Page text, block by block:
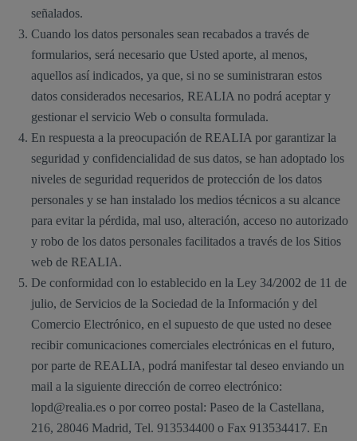
señalados.
Cuando los datos personales sean recabados a través de
formularios, será necesario que Usted aporte, al menos,
aquellos así indicados, ya que, si no se suministraran estos
datos considerados necesarios, REALIA no podrá aceptar y
gestionar el servicio Web o consulta formulada.
En respuesta a la preocupación de REALIA por garantizar la
seguridad y confidencialidad de sus datos, se han adoptado los
niveles de seguridad requeridos de protección de los datos
personales y se han instalado los medios técnicos a su alcance
para evitar la pérdida, mal uso, alteración, acceso no autorizado
y robo de los datos personales facilitados a través de los Sitios
web de REALIA.
De conformidad con lo establecido en la Ley 34/2002 de 11 de
julio, de Servicios de la Sociedad de la Información y del
Comercio Electrónico, en el supuesto de que usted no desee
recibir comunicaciones comerciales electrónicas en el futuro,
por parte de REALIA, podrá manifestar tal deseo enviando un
mail a la siguiente dirección de correo electrónico:
lopd@realia.es o por correo postal: Paseo de la Castellana,
216, 28046 Madrid, Tel. 913534400 o Fax 913534417. En